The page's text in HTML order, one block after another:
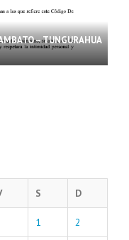
– TUNGURAHUA
S D
1 2